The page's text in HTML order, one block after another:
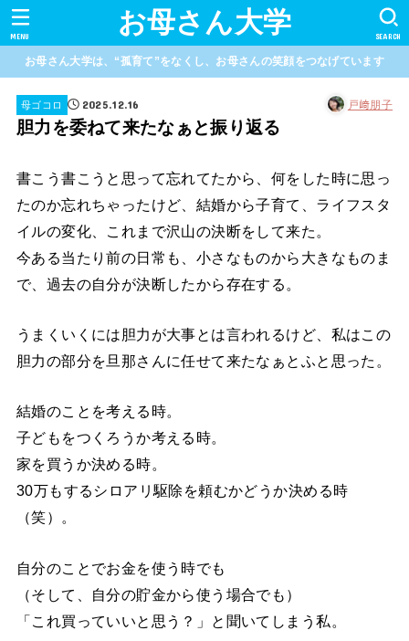
お母さん大学 SEARCH
MENU
お母さん大学は、“孤育て”をなくし、お母さんの笑顔をつなげています
母ゴコロ 2025.12.16 戸﨑朋子
胆力を委ねて来たなぁと振り返る
書こう書こうと思って忘れてたから、何をした時に思っ
たのか忘れちゃったけど、結婚から子育て、ライフスタ
イルの変化、これまで沢山の決断をして来た。
今ある当たり前の日常も、小さなものから大きなものま
で、過去の自分が決断したから存在する。
うまくいくには胆力が大事とは言われるけど、私はこの
胆力の部分を旦那さんに任せて来たなぁとふと思った。
結婚のことを考える時。
子どもをつくろうか考える時。
家を買うか決める時。
30万もするシロアリ駆除を頼むかどうか決める時
（笑）。
自分のことでお金を使う時でも
（そして、自分の貯金から使う場合でも）
「これ買っていいと思う？」と聞いてしまう私。